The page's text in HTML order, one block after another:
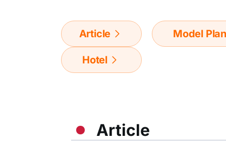
Article Model Plan
Hotel
Article